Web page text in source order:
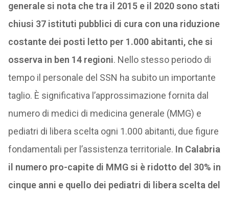
generale si nota che tra il 2015 e il 2020 sono stati
chiusi 37 istituti pubblici di cura con una riduzione
costante dei posti letto per 1.000 abitanti, che si
osserva in ben 14 regioni. Nello stesso periodo di
tempo il personale del SSN ha subito un importante
taglio. È significativa l’approssimazione fornita dal
numero di medici di medicina generale (MMG) e
pediatri di libera scelta ogni 1.000 abitanti, due figure
fondamentali per l’assistenza territoriale. In Calabria
il numero pro-capite di MMG si è ridotto del 30% in
cinque anni e quello dei pediatri di libera scelta del